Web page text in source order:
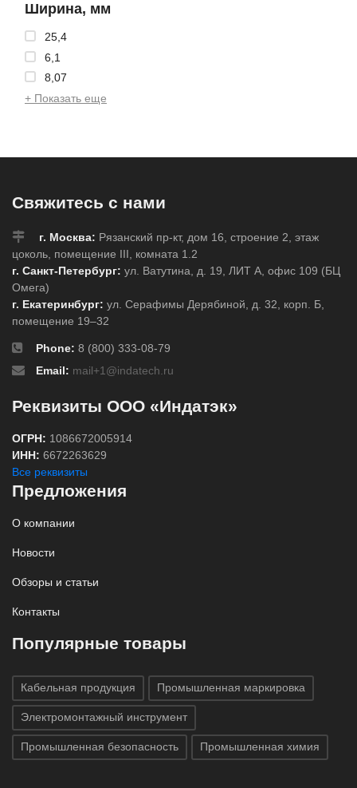
Ширина, мм
25,4
6,1
8,07
+ Показать еще
Свяжитесь с нами
г. Москва: Рязанский пр-кт, дом 16, строение 2, этаж
цоколь, помещение III, комната 1.2
г. Санкт-Петербург: ул. Ватутина, д. 19, ЛИТ А, офис 109 (БЦ
Омега)
г. Екатеринбург: ул. Серафимы Дерябиной, д. 32, корп. Б,
помещение 19–32
Phone: 8 (800) 333-08-79
Email: mail+1@indatech.ru
Реквизиты ООО «Индатэк»
ОГРН: 1086672005914
ИНН: 6672263629
Все реквизиты
Предложения
О компании
Новости
Обзоры и статьи
Контакты
Популярные товары
Кабельная продукция Промышленная маркировка
Электромонтажный инструмент
Промышленная безопасность Промышленная химия